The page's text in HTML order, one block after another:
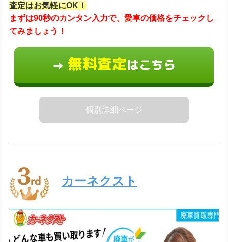
査定はお気軽にOK！
まずは90秒のカンタン入力で、愛車の価格をチェックし
てみましょう！
→ 無料査定はこちら
個別詳細ページ
カーネクスト